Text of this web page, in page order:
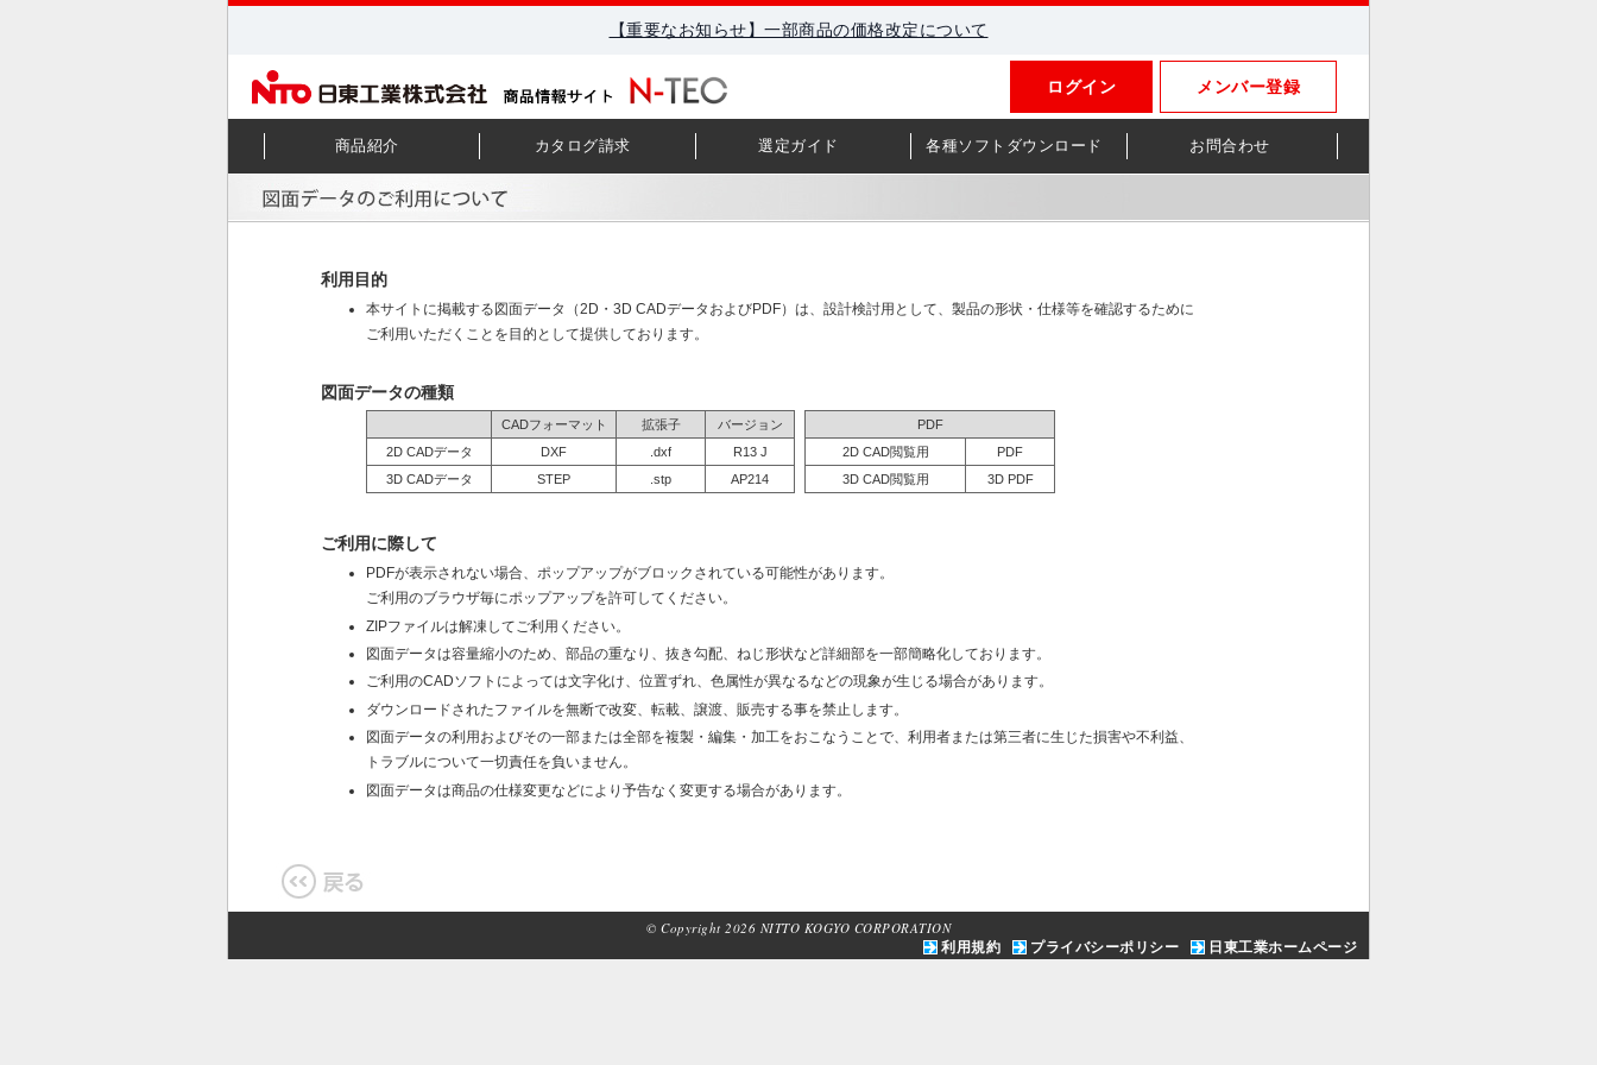
【重要なお知らせ】一部商品の価格改定について
メンバー登録
ログイン
商品紹介 カタログ請求 選定ガイド 各種ソフトダウンロード お問合わせ
利用目的
本サイトに掲載する図面データ（2D・3D CADデータおよびPDF）は、設計検討用として、製品の形状・仕様等を確認するために
ご利用いただくことを目的として提供しております。
図面データの種類
CADフォーマット 拡張子
バージョン
2D CADデータ
DXF .dxf
R13 J
3D CADデータ
STEP .stp AP214
PDF
2D CAD閲覧用
PDF
3D CAD閲覧用
3D PDF
ご利用に際して
PDFが表示されない場合、ポップアップがブロックされている可能性があります。
ご利用のブラウザ毎にポップアップを許可してください。
ZIPファイルは解凍してご利用ください。
図面データは容量縮小のため、部品の重なり、抜き勾配、ねじ形状など詳細部を一部簡略化しております。
ご利用のCADソフトによっては文字化け、位置ずれ、色属性が異なるなどの現象が生じる場合があります。
ダウンロードされたファイルを無断で改変、転載、譲渡、販売する事を禁止します。
図面データの利用およびその一部または全部を複製・編集・加工をおこなうことで、利用者または第三者に生じた損害や不利益、
トラブルについて一切責任を負いません。
図面データは商品の仕様変更などにより予告なく変更する場合があります。
© Copyright 2026 NITTO KOGYO CORPORATION
利用規約 プライバシーポリシー 日東工業ホームページ